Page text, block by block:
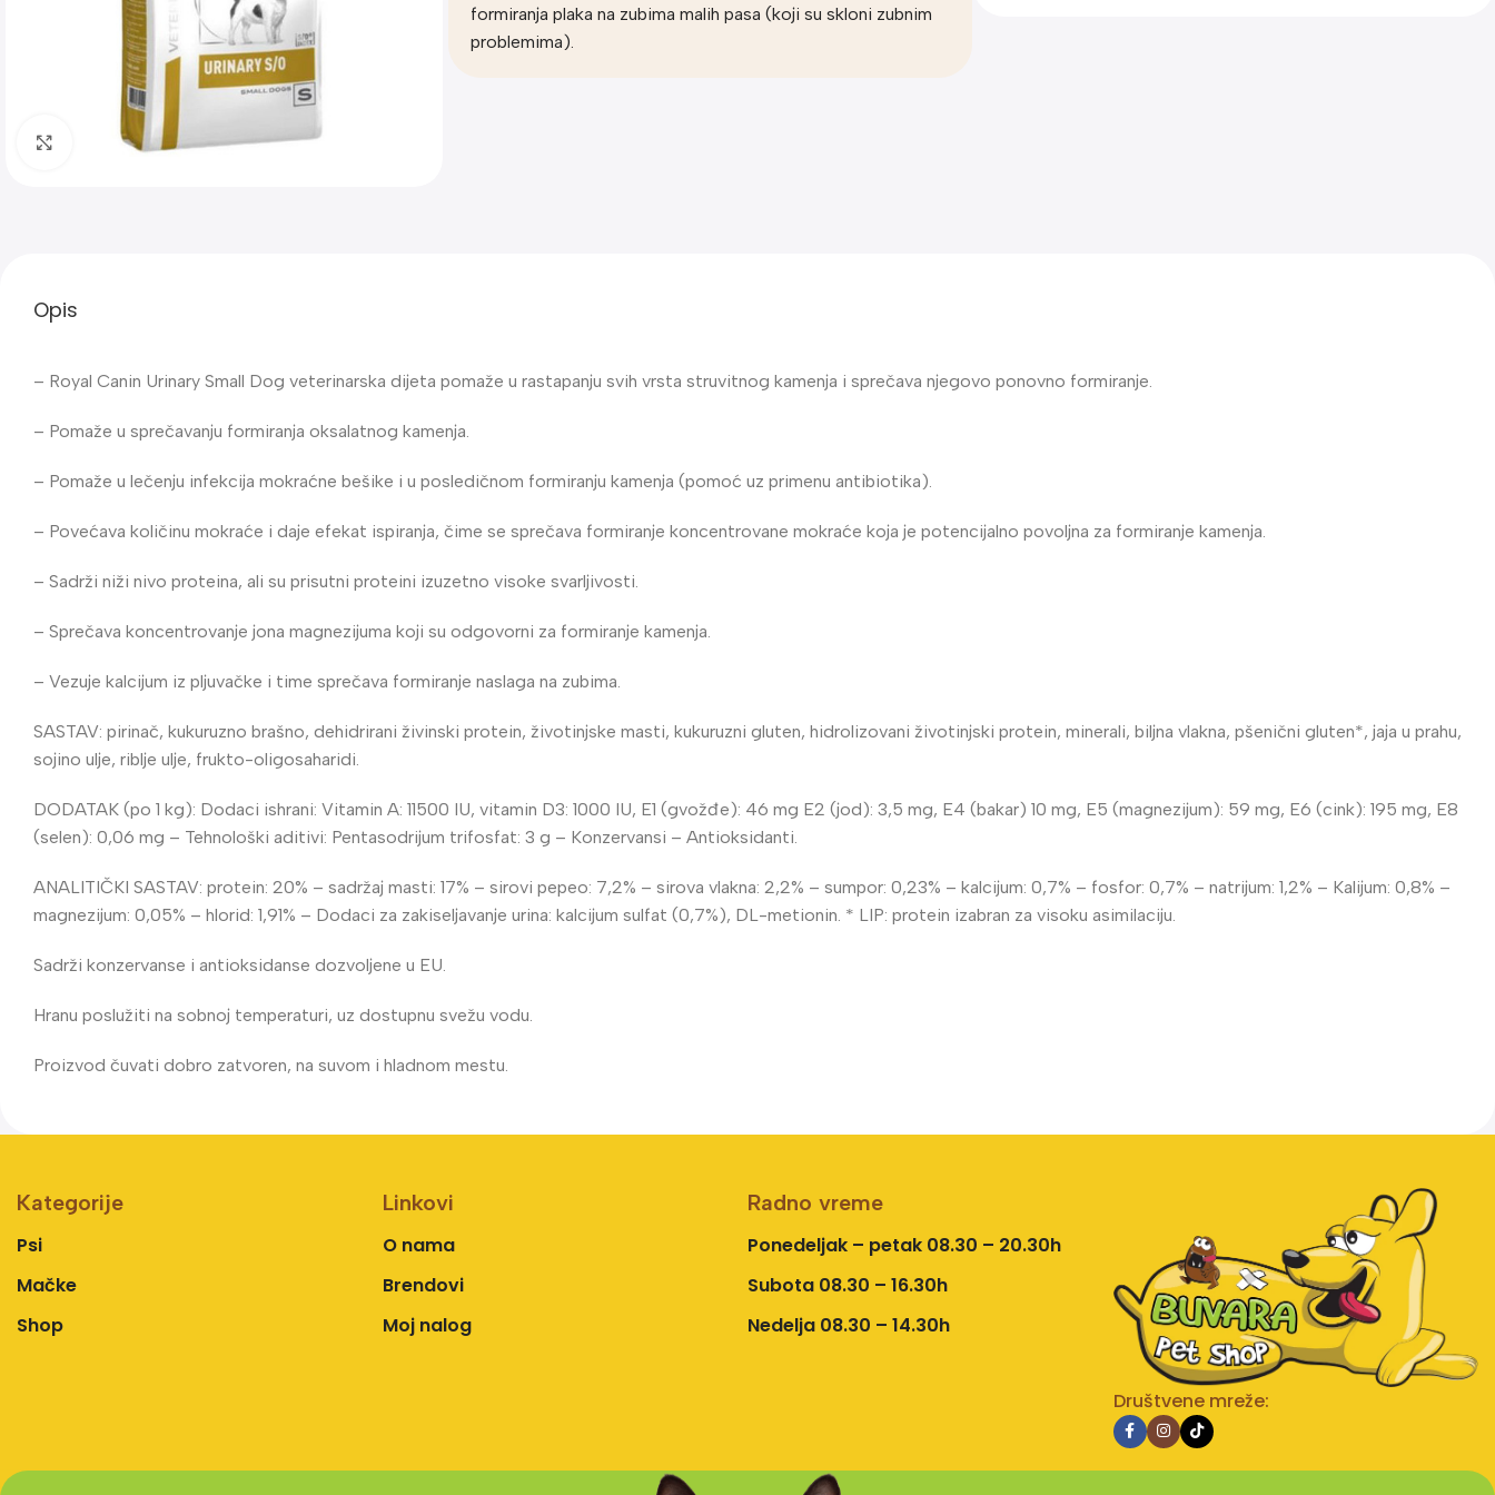
Klik za uvećanje
formiranja plaka na zubima malih pasa (koji su skloni zubnim
problemima).
Opis
– Royal Canin Urinary Small Dog veterinarska dijeta pomaže u rastapanju svih vrsta struvitnog kamenja i sprečava njegovo ponovno formiranje.
– Pomaže u sprečavanju formiranja oksalatnog kamenja.
– Pomaže u lečenju infekcija mokraćne bešike i u posledičnom formiranju kamenja (pomoć uz primenu antibiotika).
– Povećava količinu mokraće i daje efekat ispiranja, čime se sprečava formiranje koncentrovane mokraće koja je potencijalno povoljna za formiranje kamenja.
– Sadrži niži nivo proteina, ali su prisutni proteini izuzetno visoke svarljivosti.
– Sprečava koncentrovanje jona magnezijuma koji su odgovorni za formiranje kamenja.
– Vezuje kalcijum iz pljuvačke i time sprečava formiranje naslaga na zubima.
SASTAV: pirinač, kukuruzno brašno, dehidrirani živinski protein, životinjske masti, kukuruzni gluten, hidrolizovani životinjski protein, minerali, biljna vlakna, pšenični gluten*, jaja u prahu,
sojino ulje, riblje ulje, frukto-oligosaharidi.
DODATAK (po 1 kg): Dodaci ishrani: Vitamin A: 11500 IU, vitamin D3: 1000 IU, E1 (gvožđe): 46 mg E2 (jod): 3,5 mg, E4 (bakar) 10 mg, E5 (magnezijum): 59 mg, E6 (cink): 195 mg, E8
(selen): 0,06 mg – Tehnološki aditivi: Pentasodrijum trifosfat: 3 g – Konzervansi – Antioksidanti.
ANALITIČKI SASTAV: protein: 20% – sadržaj masti: 17% – sirovi pepeo: 7,2% – sirova vlakna: 2,2% – sumpor: 0,23% – kalcijum: 0,7% – fosfor: 0,7% – natrijum: 1,2% – Kalijum: 0,8% –
magnezijum: 0,05% – hlorid: 1,91% – Dodaci za zakiseljavanje urina: kalcijum sulfat (0,7%), DL-metionin. * LIP: protein izabran za visoku asimilaciju.
Sadrži konzervanse i antioksidanse dozvoljene u EU.
Hranu poslužiti na sobnoj temperaturi, uz dostupnu svežu vodu.
Proizvod čuvati dobro zatvoren, na suvom i hladnom mestu.
Kategorije
Psi
Mačke
Shop
Linkovi
O nama
Brendovi
Moj nalog
Radno vreme
Ponedeljak – petak 08.30 – 20.30h
Subota 08.30 – 16.30h
Nedelja 08.30 – 14.30h
Društvene mreže: